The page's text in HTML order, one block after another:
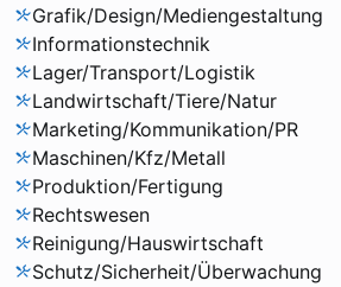
Grafik/Design/Mediengestaltung
Informationstechnik
Lager/Transport/Logistik
Landwirtschaft/Tiere/Natur
Marketing/Kommunikation/PR
Maschinen/Kfz/Metall
Produktion/Fertigung
Rechtswesen
Reinigung/Hauswirtschaft
Schutz/Sicherheit/Überwachung